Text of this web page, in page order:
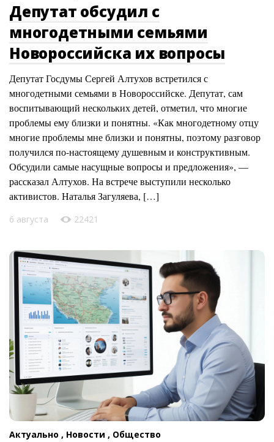
Депутат обсудил с
многодетными семьями
Новороссийска их вопросы
Депутат Госдумы Сергей Алтухов встретился с
многодетными семьями в Новороссийске. Депутат, сам
воспитывающий нескольких детей, отметил, что многие
проблемы ему близки и понятны. «Как многодетному отцу
многие проблемы мне близки и понятны, поэтому разговор
получился по-настоящему душевным и конструктивным.
Обсудили самые насущные вопросы и предложения», —
рассказал Алтухов. На встрече выступили несколько
активистов. Наталья Загуляева, […]
6 августа 22421
Актуально , Новости , Общество